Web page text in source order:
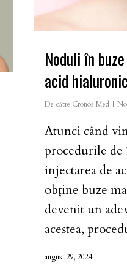
Noduli în
acid
De către Cronos Med
Atunci când
procedurile de
injectarea de
obține buze
devenit un
acestea,
august 29, 2024